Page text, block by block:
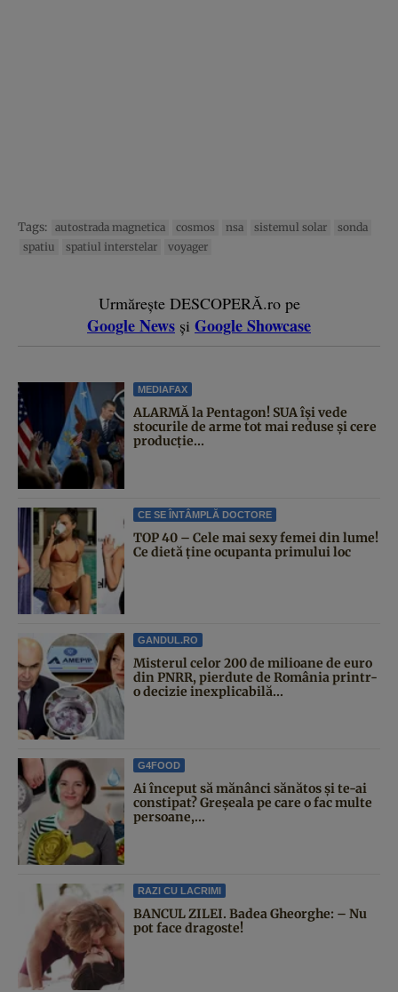
Tags: autostrada magnetica cosmos nsa sistemul solar
sonda
spatiu
spatiul interstelar voyager
Urmărește DESCOPERĂ.ro pe
Google News și Google Showcase
MEDIAFAX
ALARMĂ la Pentagon! SUA își vede
stocurile de arme tot mai reduse și cere
producție...
CE SE ÎNTÂMPLĂ DOCTORE
TOP 40 – Cele mai sexy femei din lume!
Ce dietă ține ocupanta primului loc
GANDUL.RO
Misterul celor 200 de milioane de euro
din PNRR, pierdute de România printr-
o decizie inexplicabilă...
G4FOOD
Ai început să mănânci sănătos și te-ai
constipat? Greșeala pe care o fac multe
persoane,...
RAZI CU LACRIMI
BANCUL ZILEI. Badea Gheorghe: – Nu
pot face dragoste!